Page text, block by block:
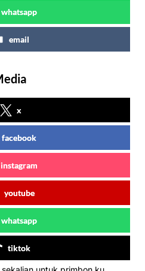
whatsapp
email
x
facebook
instagram
youtube
whatsapp
tiktok